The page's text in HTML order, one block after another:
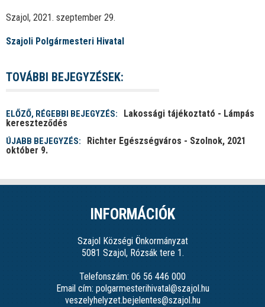
Szajol, 2021. szeptember 29.
Szajoli Polgármesteri Hivatal
TOVÁBBI BEJEGYZÉSEK:
ELŐZŐ, RÉGEBBI BEJEGYZÉS:
Lakossági tájékoztató - Lámpás
kereszteződés
ÚJABB BEJEGYZÉS:
Richter Egészségváros - Szolnok, 2021
október 9.
INFORMÁCIÓK
Szajol Községi Önkormányzat
5081 Szajol, Rózsák tere 1.
Telefonszám: 06 56 446 000
Email cím: polgarmesterihivatal@szajol.hu
veszelyhelyzet.bejelentes@szajol.hu